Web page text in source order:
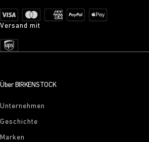
Versand mit
Über BIRKENSTOCK
Unternehmen
Geschichte
Marken